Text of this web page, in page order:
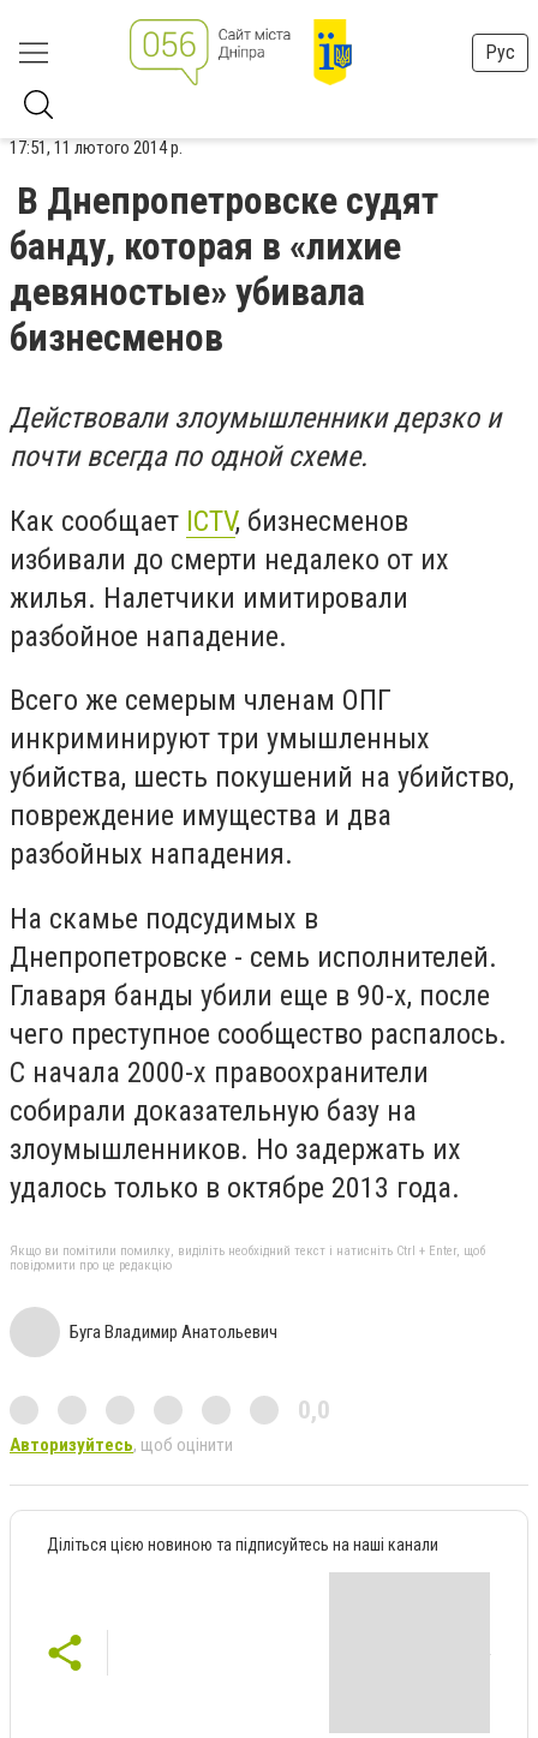
Рус
17:51, 11 лютого 2014 р.
В Днепропетровске судят
банду, которая в «лихие
девяностые» убивала
бизнесменов
Действовали злоумышленники дерзко и
почти всегда по одной схеме.
Как сообщает ICTV, бизнесменов
избивали до смерти недалеко от их
жилья. Налетчики имитировали
разбойное нападение.
Всего же семерым членам ОПГ
инкриминируют три умышленных
убийства, шесть покушений на убийство,
повреждение имущества и два
разбойных нападения.
На скамье подсудимых в
Днепропетровске - семь исполнителей.
Главаря банды убили еще в 90-х, после
чего преступное сообщество распалось.
С начала 2000-х правоохранители
собирали доказательную базу на
злоумышленников. Но задержать их
удалось только в октябре 2013 года.
Якщо ви помітили помилку, виділіть необхідний текст і натисніть Ctrl + Enter, щоб
повідомити про це редакцію
Буга Владимир Анатольевич
0,0
Авторизуйтесь, щоб оцінити
Діліться цією новиною та підписуйтесь на наші канали